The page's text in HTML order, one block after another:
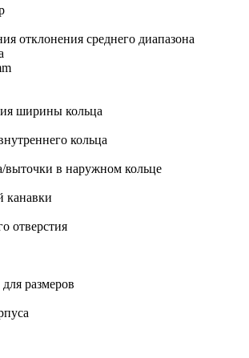
отклонения среднего диапазона
ширины кольца
кольца
выточки в наружном кольце
канавки
отверстия
размеров